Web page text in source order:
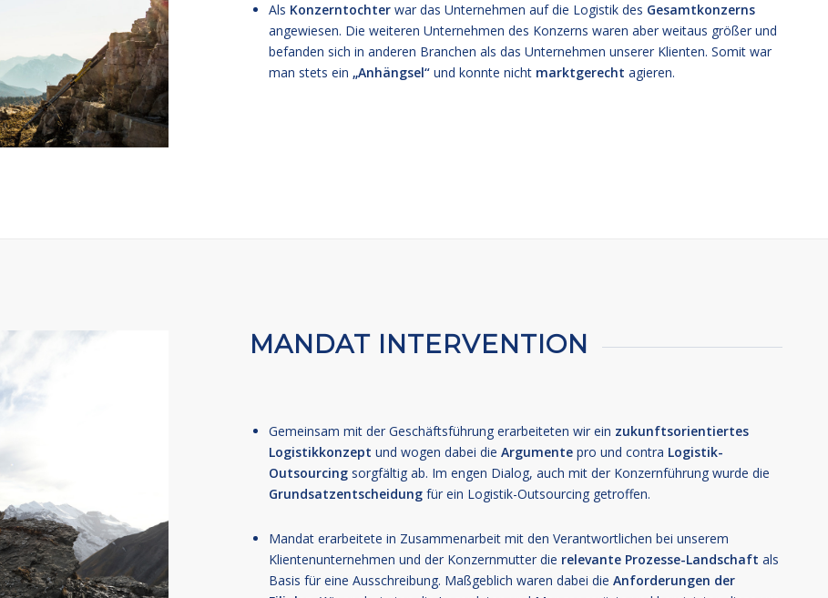
Als Konzerntochter war das Unternehmen auf die Logistik des Gesamtkonzerns
angewiesen. Die weiteren Unternehmen des Konzerns waren aber weitaus größer und
befanden sich in anderen Branchen als das Unternehmen unserer Klienten. Somit war
man stets ein „Anhängsel“ und konnte nicht marktgerecht agieren.
MANDAT INTERVENTION
Gemeinsam mit der Geschäftsführung erarbeiteten wir ein zukunftsorientiertes
Logistikkonzept und wogen dabei dieArgumente pro und contra Logistik-
Outsourcing sorgfältig ab. Im engen Dialog, auch mit der Konzernführung wurde die
Grundsatzentscheidung für ein Logistik-Outsourcing getroffen.
Mandat erarbeitete in Zusammenarbeit mit den Verantwortlichen bei unserem
Klientenunternehmen und der Konzernmutter die relevante Prozesse-Landschaft als
Basis für eine Ausschreibung. Maßgeblich waren dabei dieAnforderungen der